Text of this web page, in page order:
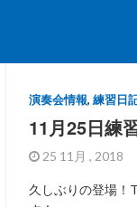
演奏会情報, 練習日
11月25日練
25 11月 , 2018
久しぶりの登場！